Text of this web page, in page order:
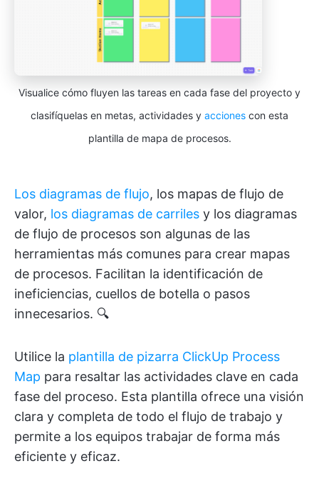
Visualice cómo fluyen las tareas en cada fase del proyecto y
clasifíquelas en metas, actividades y acciones con esta
plantilla de mapa de procesos.
Los diagramas de flujo, los mapas de flujo de
valor, los diagramas de carriles y los diagramas
de flujo de procesos son algunas de las
herramientas más comunes para crear mapas
de procesos. Facilitan la identificación de
ineficiencias, cuellos de botella o pasos
innecesarios. 🔍
Utilice la plantilla de pizarra ClickUp Process
Map para resaltar las actividades clave en cada
fase del proceso. Esta plantilla ofrece una visión
clara y completa de todo el flujo de trabajo y
permite a los equipos trabajar de forma más
eficiente y eficaz.